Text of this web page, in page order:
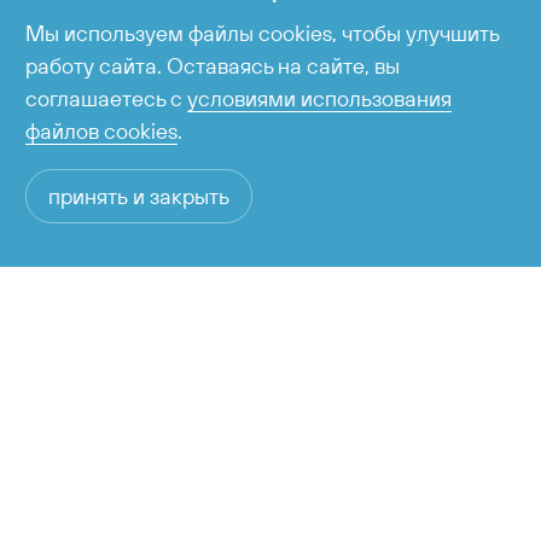
Мы используем файлы cookies, чтобы улучшить
работу сайта. Оставаясь на сайте, вы
соглашаетесь сусловиями использования
файлов cookies.
принять и закрыть